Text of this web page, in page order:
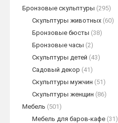
Бронзовые скульптуры (295)
Скульптуры животных (60)
Бронзовые бюсты (38)
Бронзовые часы (2)
Скульптуры детей (43)
Садовый декор (41)
Скульптуры мужчин (51)
Скульптуры женщин (86)
Мебель (501)
Мебель для баров-кафе (31)